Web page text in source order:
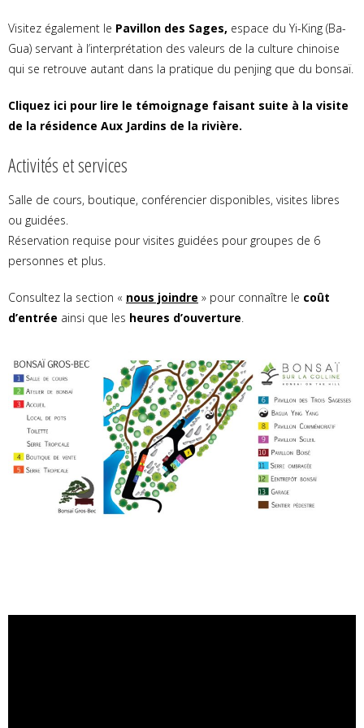
Visitez également le Pavillon des Sages, espace du Yi-King (Ba-
Gua) servant à l’interprétation des valeurs de la culture chinoise
qui se retrouve autant dans la pratique du penjing que du bonsaï.
Cliquez ici pour lire le témoignage faisant suite à la visite
de la résidence Aux Jardins de la rivière.
Activités et services
Salle de cours, boutique, conférencier disponibles, visites libres
ou guidées.
Réservation requise pour visites guidées pour groupes de 6
personnes et plus.
Consultez la section « nous joindre » pour connaître le coût
d’entrée ainsi que les heures d’ouverture.